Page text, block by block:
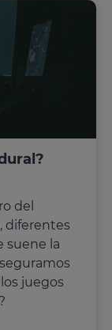
del
diferentes
suene la
juegos